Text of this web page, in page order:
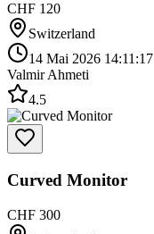
CHF 120
Switzerland
14 Mai 2026 14:11:17
Valmir Ahmeti
4.5
Curved Monitor
CHF 300